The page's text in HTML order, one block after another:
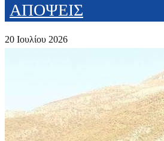
ΑΠΟΨΕΙΣ
20 Ιουλίου 2026